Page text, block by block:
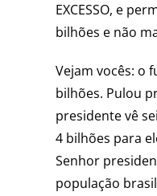
EXCESSO, e
bilhões e não
Vejam vocês: o
bilhões. Pulou
presidente vê
4 bilhões para
Senhor
população